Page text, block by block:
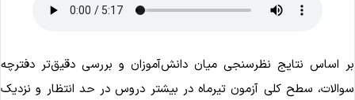
اساس نتایج نظرسنجی میان دانش‌آموزان و بررسی دقیق‌تر دفترچه
سطح کلی آزمون تیرماه در بیشتر دروس در حد انتظار و نزدیک